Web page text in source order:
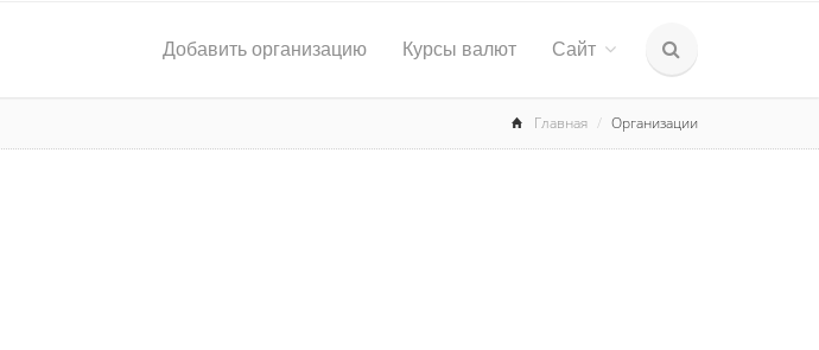
Добавить организацию Курсы валют Сайт
Главная Организации